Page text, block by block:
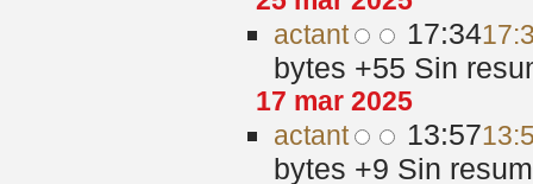
actant 17:34
bytes +55 Sin
17 mar 2025
actant 13:57
bytes +9 Sin